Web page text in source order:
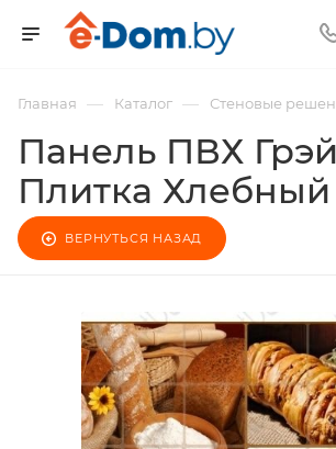
Главная — Каталог — Стеновые
Панель ПВХ
Плитка
ВЕРНУТЬСЯ НАЗАД